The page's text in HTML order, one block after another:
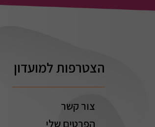
הצטרפות למועדון
צור קשר
הפרטים שלי